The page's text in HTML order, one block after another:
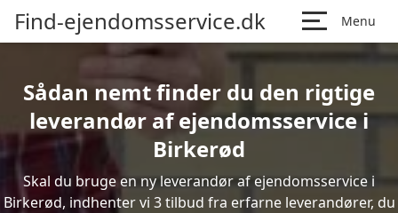
Find-ejendomsservice.dk Menu
Sådan nemt finder du den rigtige
leverandør af ejendomsservice i
Birkerød
Skal du bruge en ny leverandør af ejendomsservice i
Birkerød, indhenter vi 3 tilbud fra erfarne leverandører, du